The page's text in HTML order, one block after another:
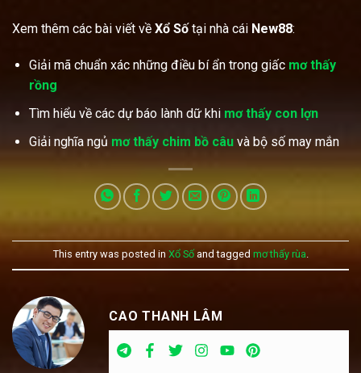
Xem thêm các bài viết về Xổ Sốtại nhà cái New88:
Giải mã chuẩn xác những điều bí ẩn trong giấc mơ thấy
rồng
Tìm hiểu về các dự báo lành dữ khi mơ thấy con lợn
Giải nghĩa ngủ mơ thấy chim bồ câuvà bộ số may mắn
This entry was posted in Xổ Sốand tagged mơ thấy rùa.
CAO THANH LÂM